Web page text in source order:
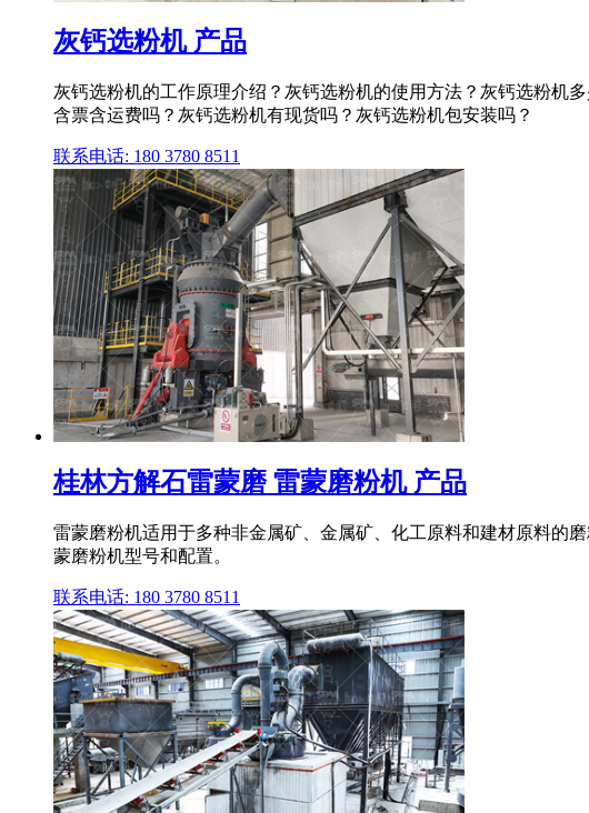
灰钙选粉机 产品
灰钙选粉机的工作原理介绍？灰钙选粉机的使用方法？灰钙选粉机
含票含运费吗？灰钙选粉机有现货吗？灰钙选粉机包安装吗？
联系电话: 180 3780 8511
桂林方解石雷蒙磨 雷蒙磨粉机 产品
雷蒙磨粉机适用于多种非金属矿、金属矿、化工原料和建材原料的
蒙磨粉机型号和配置。
联系电话: 180 3780 8511